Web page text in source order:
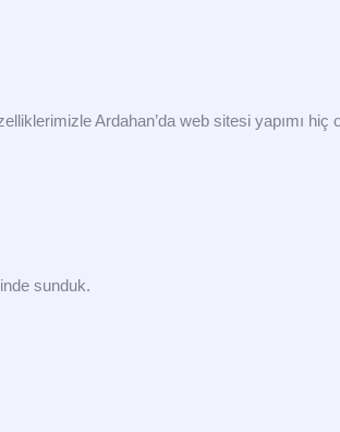
Ardahan’da web sitesi yapımı hiç
sunduk.